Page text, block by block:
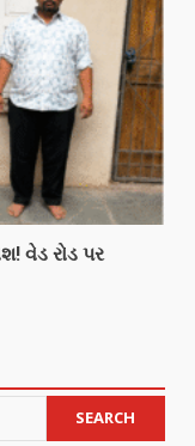
વેડ રોડ પર
SEARCH